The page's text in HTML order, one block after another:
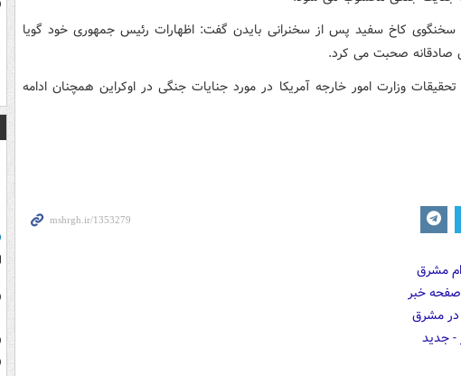
کاخ سفید پس از سخنرانی بایدن گفت: اظهارات رئیس جمهوری خود گویا
صادقانه صحبت می کرد.
وزارت امور خارجه آمریکا در مورد جنایات جنگی در اوکراین همچنان ادامه